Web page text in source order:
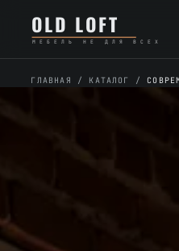
содержимому
содержимому
OLD LOFT
МЕБЕЛЬ НЕ ДЛЯ ВСЕХ
ГЛАВНАЯ / КАТАЛОГ /